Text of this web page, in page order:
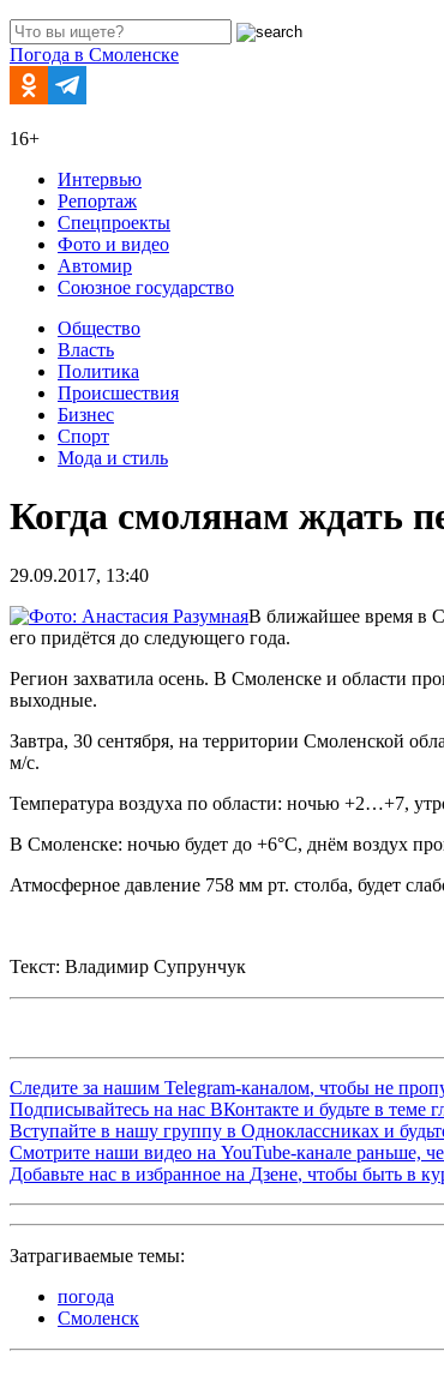
Погода в Смоленске
16+
Интервью
Репортаж
Спецпроекты
Фото и видео
Автомир
Союзное государство
Общество
Власть
Политика
Происшествия
Бизнес
Спорт
Мода и стиль
Когда смолянам ждать
29.09.2017, 13:40
В ближайшее время в
его придётся до следующего года.
Регион захватила осень. В Смоленске и области
выходные.
Завтра, 30 сентября, на территории Смоленской
м/с.
Температура воздуха по области: ночью +2…+7,
В Смоленске: ночью будет до +6°C, днём воздух
Атмосферное давление 758 мм рт. столба, будет
Текст: Владимир Супрунчук
Следите за нашим Telegram-каналом, чтобы не
Подписывайтесь на нас ВКонтакте и будьте в теме
Вступайте в нашу группу в Одноклассниках и
Смотрите наши видео на YouTube-канале раньше,
Добавьте нас в избранное на Дзене, чтобы быть в
Затрагиваемые темы:
погода
Смоленск